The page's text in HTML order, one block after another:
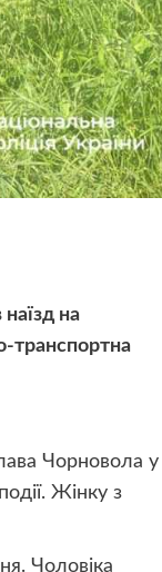
на
транспортна
Чорновола у
Жінку з
Чоловіка